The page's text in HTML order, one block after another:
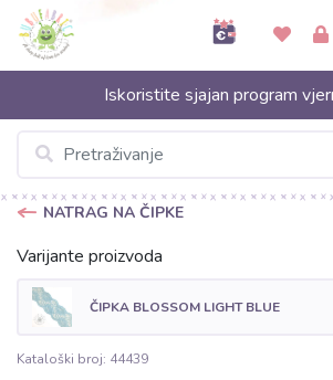
Iskoristite sjajan program
NATRAG NA ČIPKE
Varijante proizvoda
ČIPKA BLOSSOM LIGHT BLUE
Kataloški broj: 44439